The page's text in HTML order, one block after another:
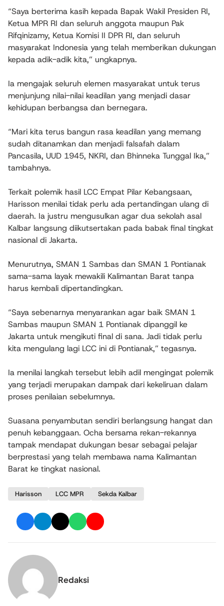
“Saya berterima kasih kepada Bapak Wakil Presiden RI,
Ketua MPR RI dan seluruh anggota maupun Pak
Rifqinizamy, Ketua Komisi II DPR RI, dan seluruh
masyarakat Indonesia yang telah memberikan dukungan
kepada adik-adik kita,” ungkapnya.
Ia mengajak seluruh elemen masyarakat untuk terus
menjunjung nilai-nilai keadilan yang menjadi dasar
kehidupan berbangsa dan bernegara.
“Mari kita terus bangun rasa keadilan yang memang
sudah ditanamkan dan menjadi falsafah dalam
Pancasila, UUD 1945, NKRI, dan Bhinneka Tunggal Ika,”
tambahnya.
Terkait polemik hasil LCC Empat Pilar Kebangsaan,
Harisson menilai tidak perlu ada pertandingan ulang di
daerah. Ia justru mengusulkan agar dua sekolah asal
Kalbar langsung diikutsertakan pada babak final tingkat
nasional di Jakarta.
Menurutnya, SMAN 1 Sambas dan SMAN 1 Pontianak
sama-sama layak mewakili Kalimantan Barat tanpa
harus kembali dipertandingkan.
“Saya sebenarnya menyarankan agar baik SMAN 1
Sambas maupun SMAN 1 Pontianak dipanggil ke
Jakarta untuk mengikuti final di sana. Jadi tidak perlu
kita mengulang lagi LCC ini di Pontianak,” tegasnya.
Ia menilai langkah tersebut lebih adil mengingat polemik
yang terjadi merupakan dampak dari kekeliruan dalam
proses penilaian sebelumnya.
Suasana penyambutan sendiri berlangsung hangat dan
penuh kebanggaan. Ocha bersama rekan-rekannya
tampak mendapat dukungan besar sebagai pelajar
berprestasi yang telah membawa nama Kalimantan
Barat ke tingkat nasional.
Harisson LCC MPR Sekda Kalbar
Redaksi